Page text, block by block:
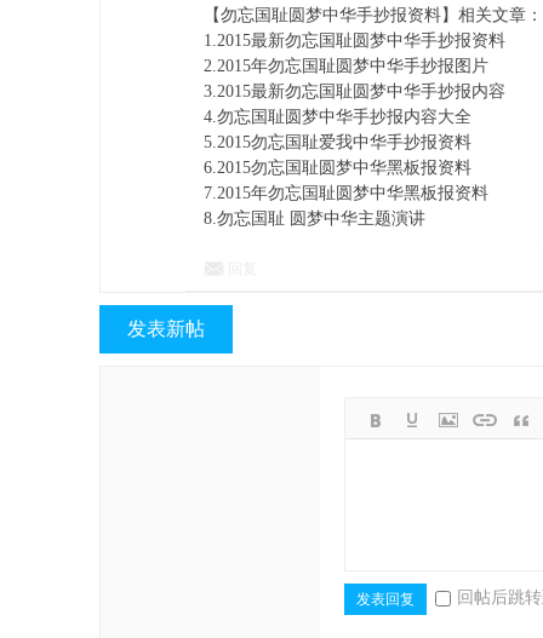
【勿忘国耻圆梦中华手抄报资料】相关文章：
1.2015最新勿忘国耻圆梦中华手抄报资料
2.2015年勿忘国耻圆梦中华手抄报图片
3.2015最新勿忘国耻圆梦中华手抄报内容
4.勿忘国耻圆梦中华手抄报内容大全
5.2015勿忘国耻爱我中华手抄报资料
6.2015勿忘国耻圆梦中华黑板报资料
7.2015年勿忘国耻圆梦中华黑板报资料
8.勿忘国耻 圆梦中华主题演讲
发表新帖
发表回复 回帖后跳